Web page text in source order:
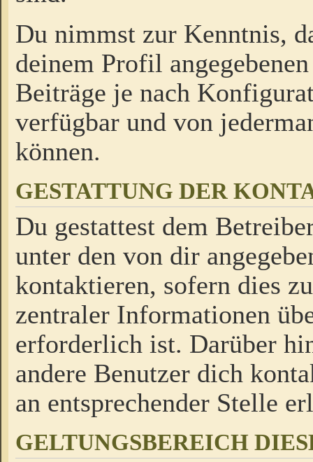
Du nimmst zur Kenntnis,
deinem Profil
Beiträge je nach
verfügbar und von
können.
GESTATTUNG DER
Du gestattest dem
unter den von dir
kontaktieren, sofern dies
zentraler Informationen
erforderlich ist. Darüber
andere Benutzer dich
an entsprechender Stelle
GELTUNGSBEREICH